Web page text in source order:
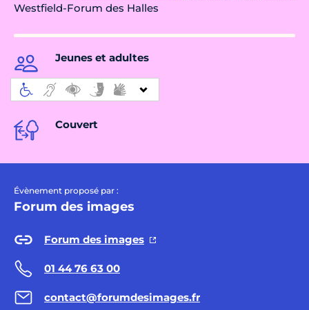
Westfield-Forum des Halles
Jeunes et adultes
Couvert
Évènement proposé par :
Forum des images
Forum des images
01 44 76 63 00
contact@forumdesimages.fr